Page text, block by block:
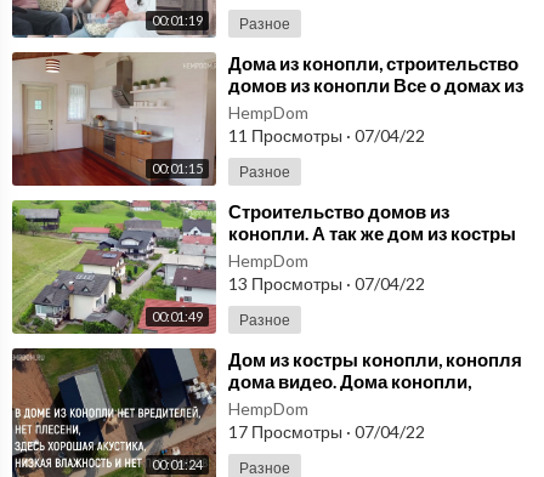
00:01:19 Разное
00:01:15
⁣Дома из конопли, строительство
домов из конопли Все о домах из
костры конопли, конопля дома
видео!
HempDom
11 Просмотры · 07/04/22
Разное
00:01:49
⁣Строительство домов из
конопли. А так же дом из костры
конопли, конопля дома -видео,
дома конопли!
HempDom
13 Просмотры · 07/04/22
Разное
00:01:24
⁣Дом из костры конопли, конопля
дома видео. Дома конопли,
конопля дом, дом с конопли -
строительство!
HempDom
17 Просмотры · 07/04/22
Разное